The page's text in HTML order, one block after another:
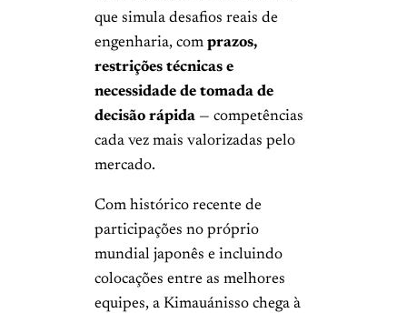
que simula desafios reais de
engenharia, com prazos,
restrições técnicas e
necessidade de tomada de
decisão rápida — competências
cada vez mais valorizadas pelo
mercado.
Com histórico recente de
participações no próprio
mundial japonês e incluindo
colocações entre as melhores
equipes, a Kimauánisso chega à